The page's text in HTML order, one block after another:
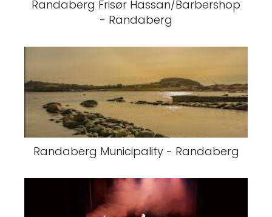
Randaberg Frisør Hassan/Barbershop
- Randaberg
Randaberg Municipality - Randaberg